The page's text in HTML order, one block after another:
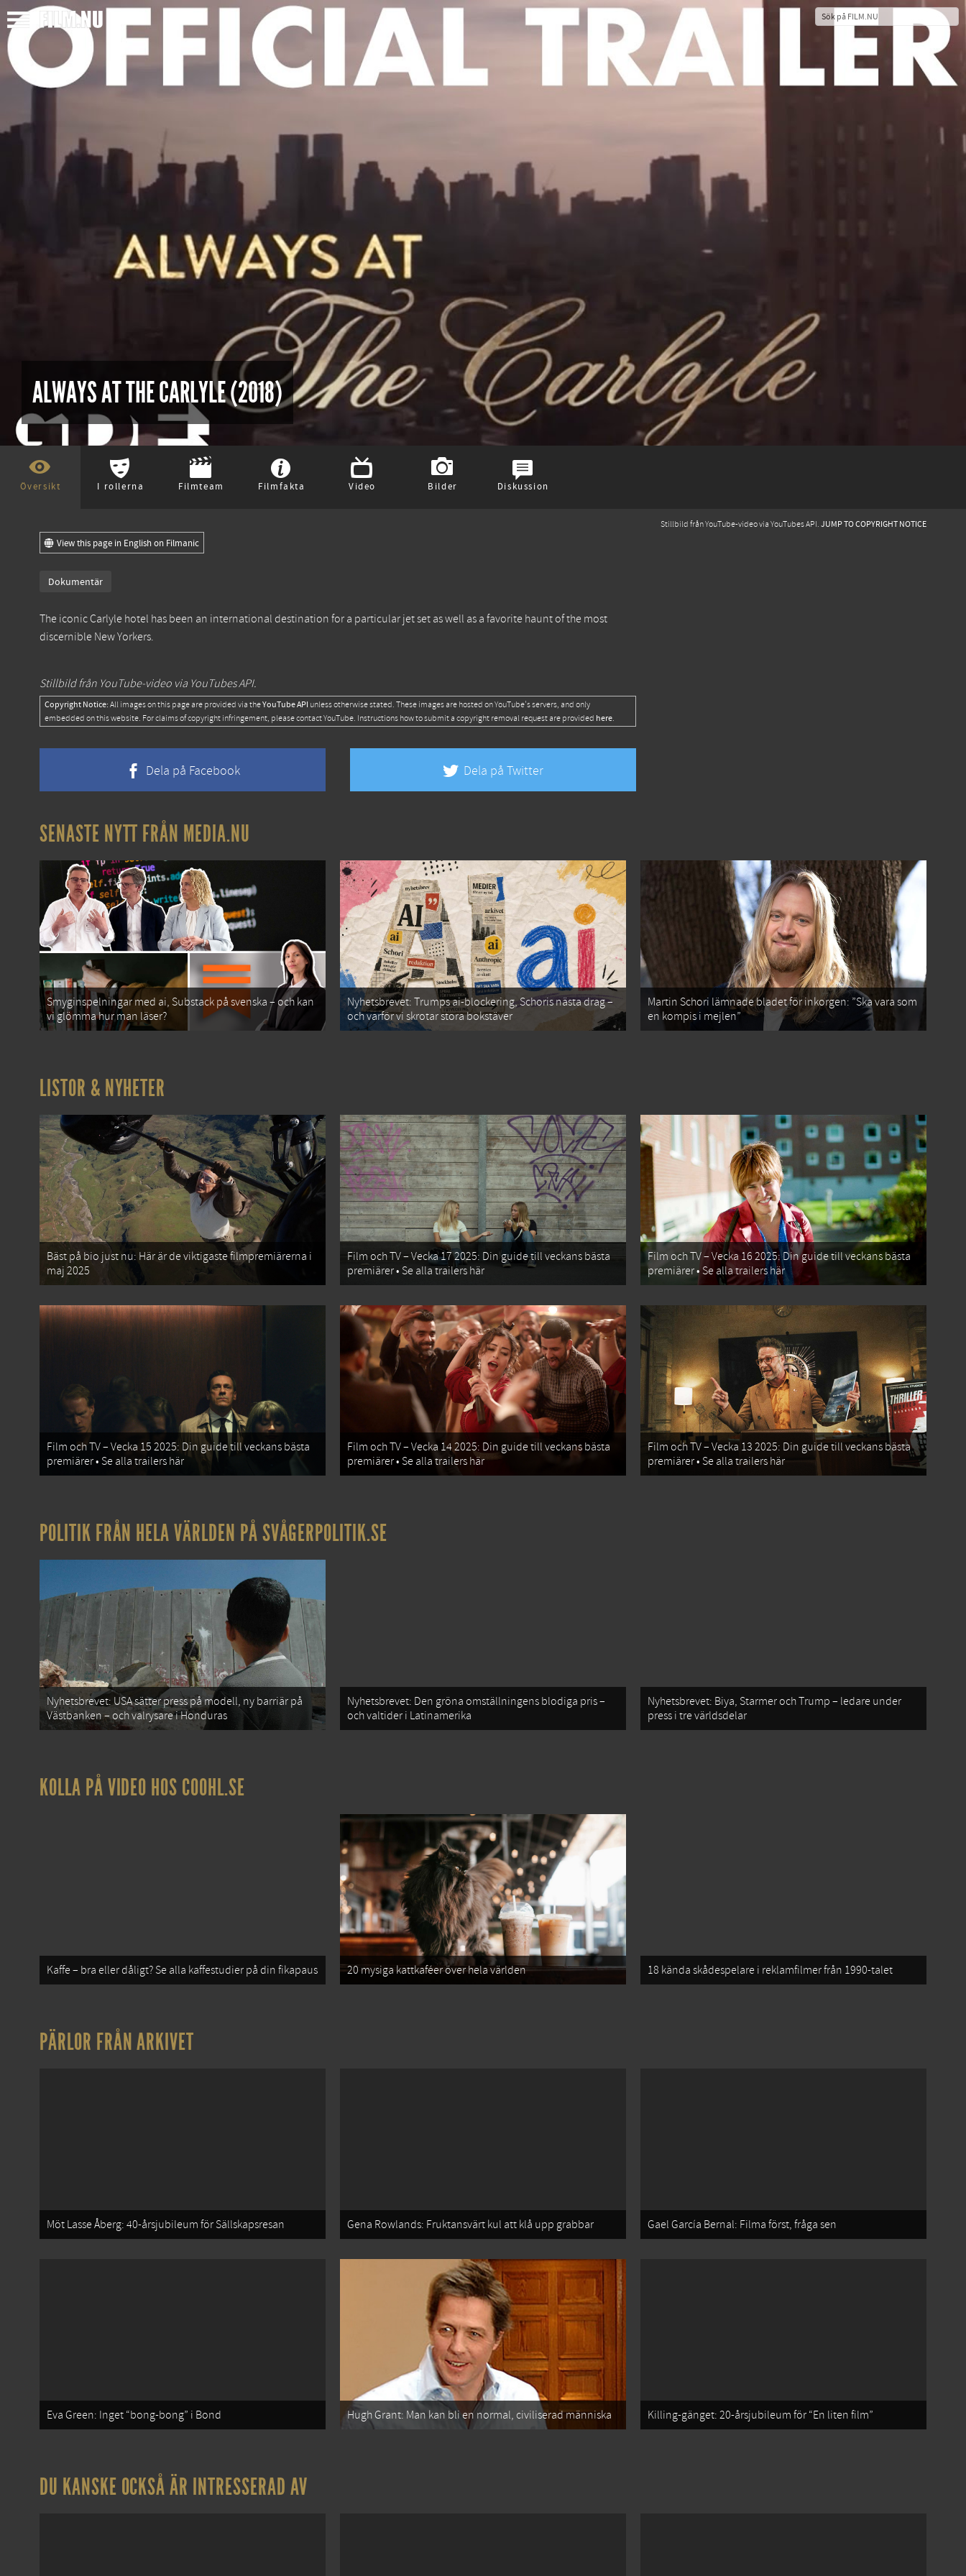
ALWAYS AT THE CARLYLE (2018)
Översikt I rollerna Filmteam Filmfakta Video Bilder Diskussion
Stillbild från YouTube-video via YouTubes API. JUMP TO COPYRIGHT NOTICE
View this page in English on Filmanic
Dokumentär
The iconic Carlyle hotel has been an international destination for a particular jet set as well as a favorite haunt of the most
discernible New Yorkers.
Stillbild från YouTube-video via YouTubes API.
Copyright Notice: All images on this page are provided via theYouTube API unless otherwise stated. These images are hosted on YouTube's servers, and only
embedded on this website. For claims of copyright infringement, please contact YouTube. Instructions how to submit a copyright removal request are provided here.
Dela på Facebook Dela på Twitter
SENASTE NYTT FRÅN MEDIA.NU
Smyginspelningar med ai, Substack på svenska – och kan
vi glömma hur man läser?
Nyhetsbrevet: Trumps ai-blockering, Schoris nästa drag –
och varför vi skrotar stora bokstäver
Martin Schori lämnade bladet för inkorgen: ”Ska vara som
en kompis i mejlen”
LISTOR & NYHETER
Bäst på bio just nu: Här är de viktigaste filmpremiärerna i
maj 2025
Film och TV – Vecka 17 2025: Din guide till veckans bästa
premiärer • Se alla trailers här
Film och TV – Vecka 16 2025: Din guide till veckans bästa
premiärer • Se alla trailers här
Film och TV – Vecka 15 2025: Din guide till veckans bästa
premiärer • Se alla trailers här
Film och TV – Vecka 14 2025: Din guide till veckans bästa
premiärer • Se alla trailers här
Film och TV – Vecka 13 2025: Din guide till veckans bästa
premiärer • Se alla trailers här
POLITIK FRÅN HELA VÄRLDEN PÅ SVÅGERPOLITIK.SE
Nyhetsbrevet: USA sätter press på modell, ny barriär på
Västbanken – och valrysare i Honduras
Nyhetsbrevet: Den gröna omställningens blodiga pris –
och valtider i Latinamerika
Nyhetsbrevet: Biya, Starmer och Trump – ledare under
press i tre världsdelar
KOLLA PÅ VIDEO HOS COOHL.SE
Kaffe – bra eller dåligt? Se alla kaffestudier på din fikapaus 20 mysiga kattkaféer över hela världen 18 kända skådespelare i reklamfilmer från 1990-talet
PÄRLOR FRÅN ARKIVET
Möt Lasse Åberg: 40-årsjubileum för Sällskapsresan Gena Rowlands: Fruktansvärt kul att klå upp grabbar Gael García Bernal: Filma först, fråga sen
Eva Green: Inget “bong-bong” i Bond Hugh Grant: Man kan bli en normal, civiliserad människa Killing-gänget: 20-årsjubileum för “En liten film”
DU KANSKE OCKSÅ ÄR INTRESSERAD AV